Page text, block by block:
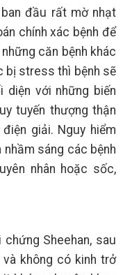
đầu rất mờ nhạt
chính xác bệnh để
căn bệnh khác
bị stress thì bệnh sẽ
diện với những biến
tuyến thượng thận
giải. Nguy hiểm
nhầm sáng các bệnh
nhân hoặc sốc,
Sheehan, sau
không có kinh trở